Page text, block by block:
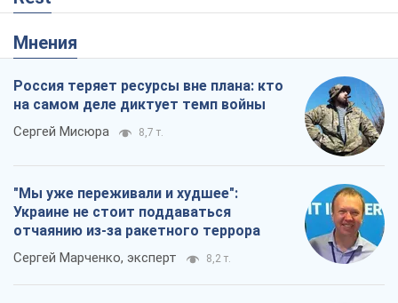
Мнения
Россия теряет ресурсы вне плана: кто
на самом деле диктует темп войны
Сергей Мисюра 8,7 т.
"Мы уже переживали и худшее":
Украине не стоит поддаваться
отчаянию из-за ракетного террора
Сергей Марченко, эксперт 8,2 т.